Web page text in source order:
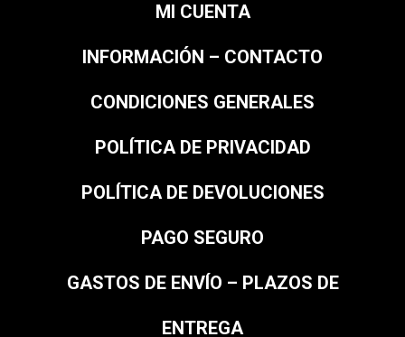
MI CUENTA
INFORMACIÓN – CONTACTO
CONDICIONES GENERALES
POLÍTICA DE PRIVACIDAD
POLÍTICA DE DEVOLUCIONES
PAGO SEGURO
GASTOS DE ENVÍO – PLAZOS DE
ENTREGA